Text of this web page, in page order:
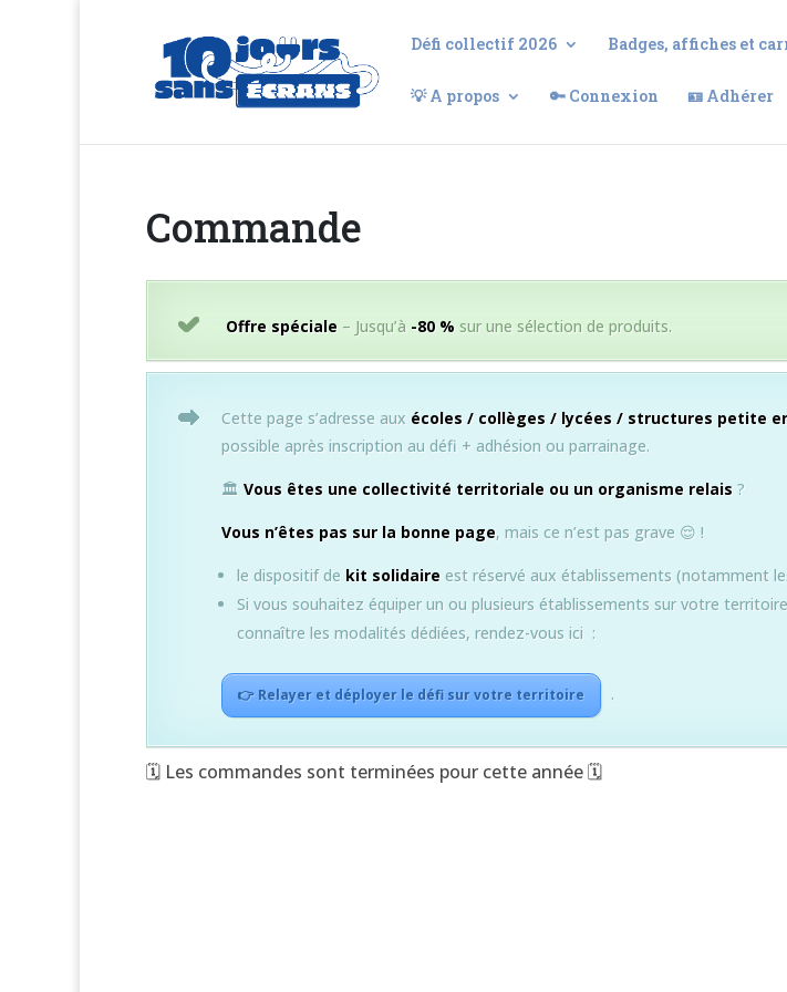
Défi collectif 2026 Badges, affiches et
💡 A propos 🔑 Connexion 🪪 Adhérer
Commande
Offre spéciale – Jusqu’à -80 % sur une sélection de produits.
Cette page s’adresse aux écoles / collèges / lycées / structures petite
possible après inscription au défi + adhésion ou parrainage.
🏛️ Vous êtes une collectivité territoriale ou un organisme relais ?
Vous n’êtes pas sur la bonne page, mais ce n’est pas grave 😌 !
le dispositif de kit solidaire est réservé aux établissements (notamment
Si vous souhaitez équiper un ou plusieurs établissements sur votre
connaître les modalités dédiées, rendez-vous ici :
👉 Relayer et déployer le défi sur votre territoire .
🗓 Les commandes sont terminées pour cette année 🗓